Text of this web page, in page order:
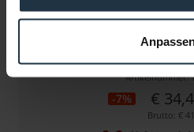
Swit S-
7,2Volt Akku Mount für
Artikelnummer:
-7% €
Brutto: €